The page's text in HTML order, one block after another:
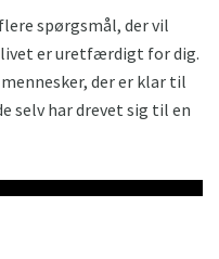
spørgsmål, der vil
er uretfærdigt for dig.
der er klar til
selv har drevet sig til en